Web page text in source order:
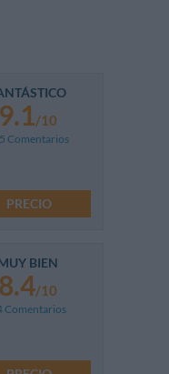
9.1/10
Comentarios
PRECIO
BIEN
8.4/10
Comentarios